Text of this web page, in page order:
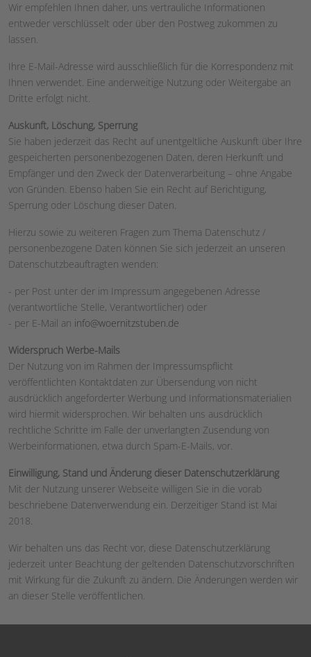
Wir empfehlen Ihnen daher, uns vertrauliche Informationen
entweder verschlüsselt oder über den Postweg zukommen zu
lassen.
Ihre E-Mail-Adresse wird ausschließlich für die Korrespondenz mit
Ihnen verwendet. Eine anderweitige Nutzung oder Weitergabe an
Dritte erfolgt nicht.
Auskunft, Löschung, Sperrung
Sie haben jederzeit das Recht auf unentgeltliche Auskunft über Ihre
gespeicherten personenbezogenen Daten, deren Herkunft und
Empfänger und den Zweck der Datenverarbeitung – ohne Angabe
von Gründen. Ebenso haben Sie ein Recht auf Berichtigung,
Sperrung oder Löschung dieser Daten.
Hierzu sowie zu weiteren Fragen zum Thema Datenschutz /
personenbezogene Daten können Sie sich jederzeit an unseren
Datenschutzbeauftragten wenden:
- per Post unter der im Impressum angegebenen Adresse
(verantwortliche Stelle, Verantwortlicher) oder
- per E-Mail an info@woernitzstuben.de
Widerspruch Werbe-Mails
Der Nutzung von im Rahmen der Impressumspflicht
veröffentlichten Kontaktdaten zur Übersendung von nicht
ausdrücklich angeforderter Werbung und Informationsmaterialien
wird hiermit widersprochen. Wir behalten uns ausdrücklich
rechtliche Schritte im Falle der unverlangten Zusendung von
Werbeinformationen, etwa durch Spam-E-Mails, vor.
Einwilligung, Stand und Änderung dieser Datenschutzerklärung
Mit der Nutzung unserer Webseite willigen Sie in die vorab
beschriebene Datenverwendung ein. Derzeitiger Stand ist Mai
2018.
Wir behalten uns das Recht vor, diese Datenschutzerklärung
jederzeit unter Beachtung der geltenden Datenschutzvorschriften
mit Wirkung für die Zukunft zu ändern. Die Änderungen werden wir
an dieser Stelle veröffentlichen.